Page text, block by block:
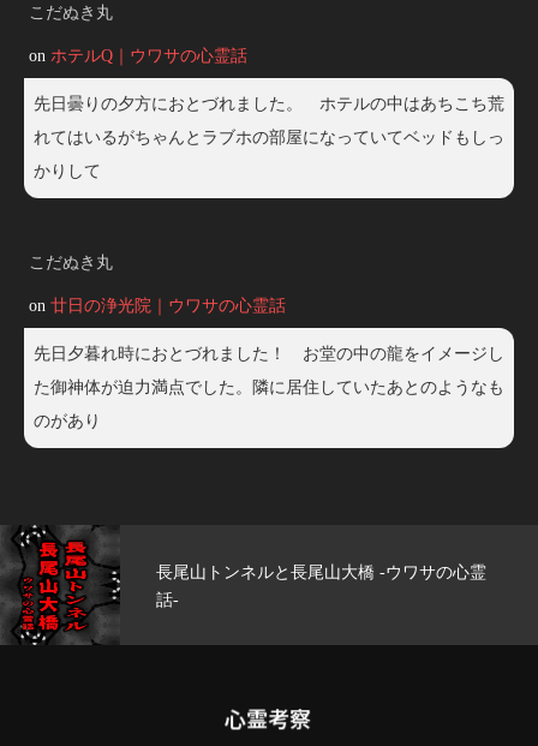
こだぬき丸
on ホテルQ｜ウワサの心霊話
先日曇りの夕方におとづれました。 ホテルの中はあちこち荒
れてはいるがちゃんとラブホの部屋になっていてベッドもしっ
かりして
こだぬき丸
on 廿日の浄光院｜ウワサの心霊話
先日夕暮れ時におとづれました！ お堂の中の龍をイメージし
た御神体が迫力満点でした。隣に居住していたあとのようなも
のがあり
長尾山トンネルと長尾山大橋 -ウワサの心霊
話-
心霊考察